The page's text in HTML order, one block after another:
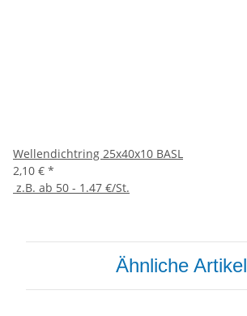
Wellendichtring 25x40x10 BASL
2,10 € *
z.B. ab 50 - 1.47 €/St.
Ähnliche Artikel